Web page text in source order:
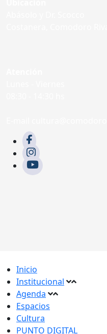
Inicio
Institucional
Agenda
Espacios
Cultura
PUNTO DIGITAL